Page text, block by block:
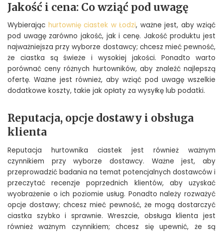
Jakość i cena: Co wziąć pod uwagę
Wybierając hurtownię ciastek w Łodzi, ważne jest, aby wziąć
pod uwagę zarówno jakość, jak i cenę. Jakość produktu jest
najważniejsza przy wyborze dostawcy; chcesz mieć pewność,
że ciastka są świeże i wysokiej jakości. Ponadto warto
porównać ceny różnych hurtowników, aby znaleźć najlepszą
ofertę. Ważne jest również, aby wziąć pod uwagę wszelkie
dodatkowe koszty, takie jak opłaty za wysyłkę lub podatki.
Reputacja, opcje dostawy i obsługa
klienta
Reputacja hurtownika ciastek jest również ważnym
czynnikiem przy wyborze dostawcy. Ważne jest, aby
przeprowadzić badania na temat potencjalnych dostawców i
przeczytać recenzje poprzednich klientów, aby uzyskać
wyobrażenie o ich poziomie usług. Ponadto należy rozważyć
opcje dostawy; chcesz mieć pewność, że mogą dostarczyć
ciastka szybko i sprawnie. Wreszcie, obsługa klienta jest
również ważnym czynnikiem; chcesz się upewnić, że są